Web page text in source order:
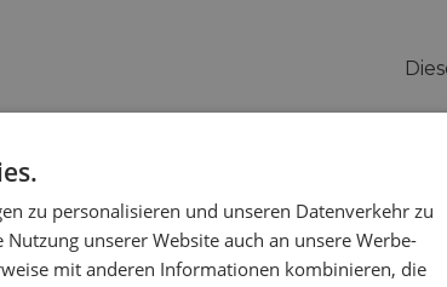
FRENCH
zu personalisieren und unseren Datenverkehr zu
unserer Website auch an unsere Werbe-
mit anderen Informationen kombinieren, die